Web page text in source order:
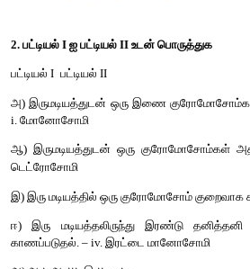
அ) ஆறு வேறுபட்ட மரபணுத் தொகையம்
ஆ) மூன்று வேறுபட்ட
இ) மூன்று வேறுபட்ட
ஈ) ஒரு மரபணுத்தொகையத்தின் ஆறு